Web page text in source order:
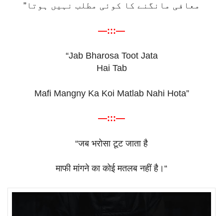
معافی مانگنے کا کوئی مطلب نہیں ہوتا”
—:::—
“Jab Bharosa Toot Jata
Hai Tab
Mafi Mangny Ka Koi Matlab Nahi Hota”
—:::—
“जब भरोसा टूट जाता है
माफी मांगने का कोई मतलब नहीं है। “